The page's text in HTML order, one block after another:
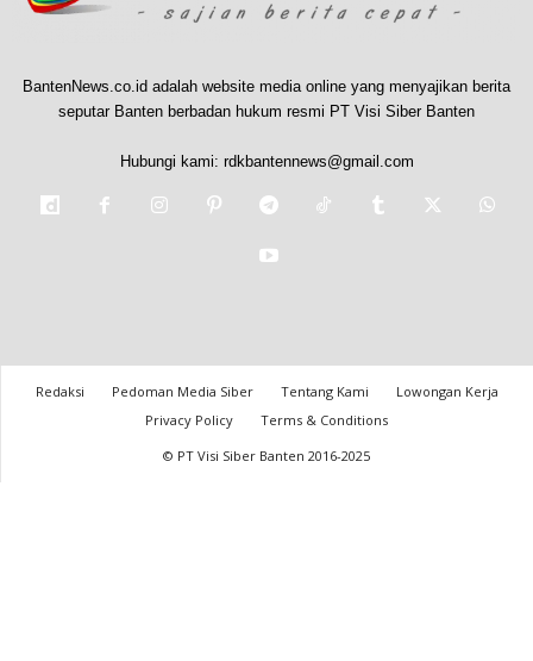
BantenNews.co.id adalah website media online yang menyajikan berita
seputar Banten berbadan hukum resmi PT Visi Siber Banten
Hubungi kami: rdkbantennews@gmail.com
Redaksi Pedoman Media Siber Tentang Kami
Lowongan Kerja
Privacy Policy
Terms & Conditions
© PT Visi Siber Banten 2016-2025